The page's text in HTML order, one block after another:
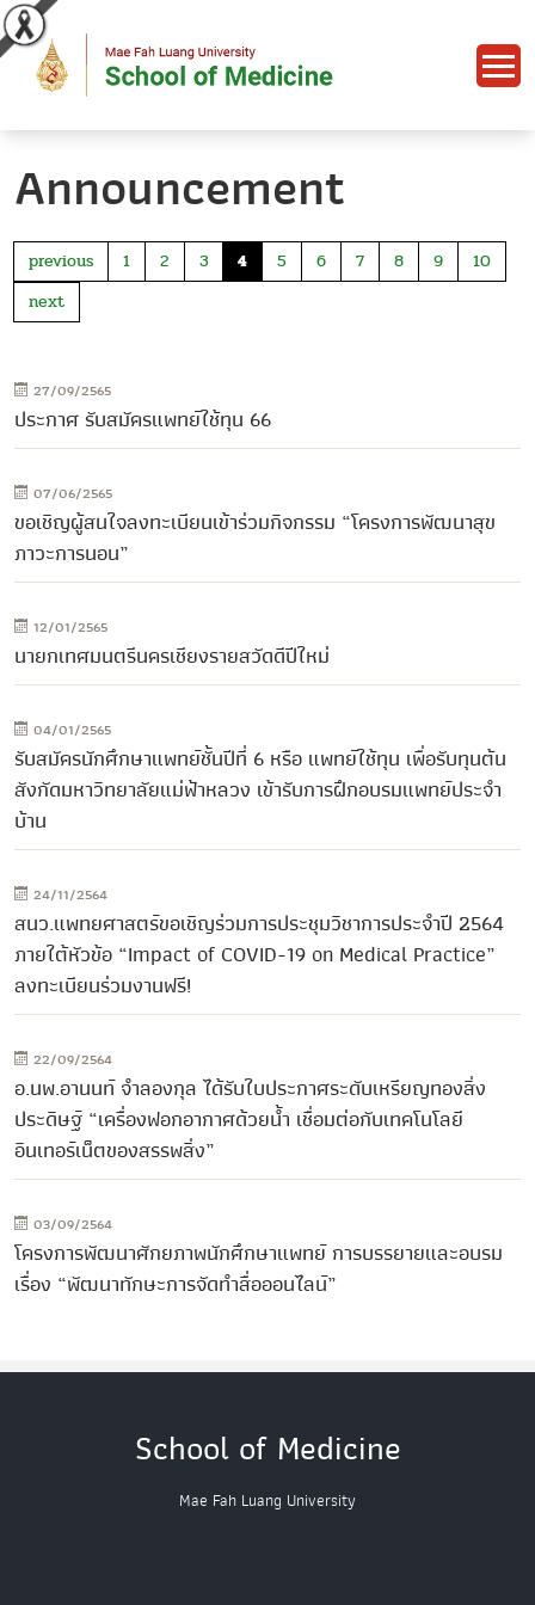
Announcement
previous 1 2 3 4 5 6 7 8 9
10
next
27/09/2565
ประกาศ รับสมัครแพทย์ใช้ทุน 66
07/06/2565
ขอเชิญผู้สนใจลงทะเบียนเข้าร่วมกิจกรรม “โครงการพัฒนาสุข
ภาวะการนอน”
12/01/2565
นายกเทศมนตรีนครเชียงรายสวัดดีปีใหม่
04/01/2565
รับสมัครนักศึกษาแพทย์ชั้นปีที่ 6 หรือ แพทย์ใช้ทุน เพื่อรับทุนต้น
สังกัดมหาวิทยาลัยแม่ฟ้าหลวง เข้ารับการฝึกอบรมแพทย์ประจำ
บ้าน
24/11/2564
สนว.แพทยศาสตร์ขอเชิญร่วมการประชุมวิชาการประจำปี 2564
ภายใต้หัวข้อ “Impact of COVID-19 on Medical Practice”
ลงทะเบียนร่วมงานฟรี!
22/09/2564
อ.นพ.อานนท์ จำลองกุล ได้รับใบประกาศระดับเหรียญทองสิ่ง
ประดิษฐ์ “เครื่องฟอกอากาศด้วยน้ำ เชื่อมต่อกับเทคโนโลยี
อินเทอร์เน็ตของสรรพสิ่ง”
03/09/2564
โครงการพัฒนาศักยภาพนักศึกษาแพทย์ การบรรยายและอบรม
เรื่อง “พัฒนาทักษะการจัดทำสื่อออนไลน์”
School of Medicine
Mae Fah Luang University